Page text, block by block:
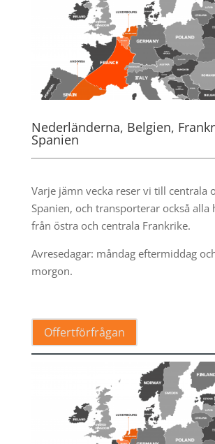
Nederländerna, Belgien,
Spanien
Varje jämn vecka reser vi till centrala
Spanien, och transporterar också alla
från östra och centrala Frankrike.
Avresedagar: måndag eftermiddag
morgon.
Offertförfrågan